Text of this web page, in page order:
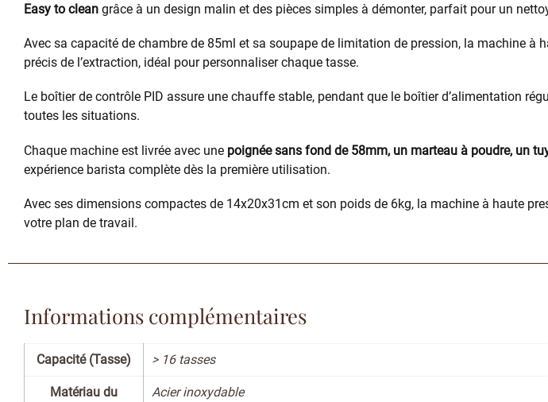
Easy to clean grâce à un design malin et des pièces simples à démonter, parfait pour un
Avec sa capacité de chambre de 85ml et sa soupape de limitation de pression, la machine à
précis de l’extraction, idéal pour personnaliser chaque tasse.
Le boîtier de contrôle PID assure une chauffe stable, pendant que le boîtier d’alimentation
toutes les situations.
Chaque machine est livrée avec une poignée sans fond de 58mm, un marteau à poudre, un
expérience barista complète dès la première utilisation.
Avec ses dimensions compactes de 14x20x31cm et son poids de 6kg, la machine à haute
votre plan de travail.
Informations complémentaires
Capacité (Tasse) > 16 tasses
Matériau du
Acier inoxydable